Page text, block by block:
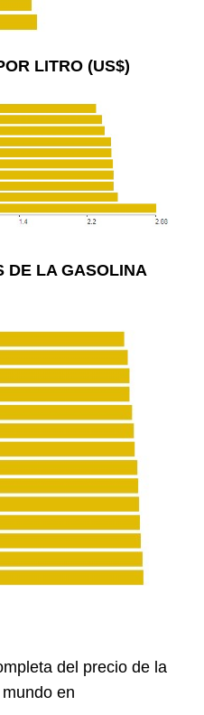
LITRO (US$)
DE LA GASOLINA
del precio de la
en